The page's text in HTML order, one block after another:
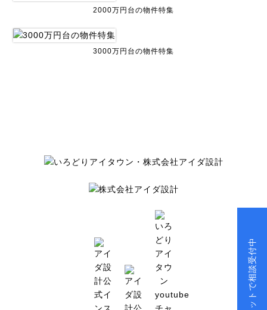
2000万円台の物件特集
3000万円台の物件特集
チャットで相談受付中